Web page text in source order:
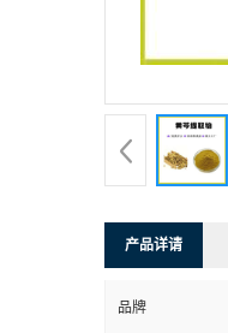
产品详请
品牌